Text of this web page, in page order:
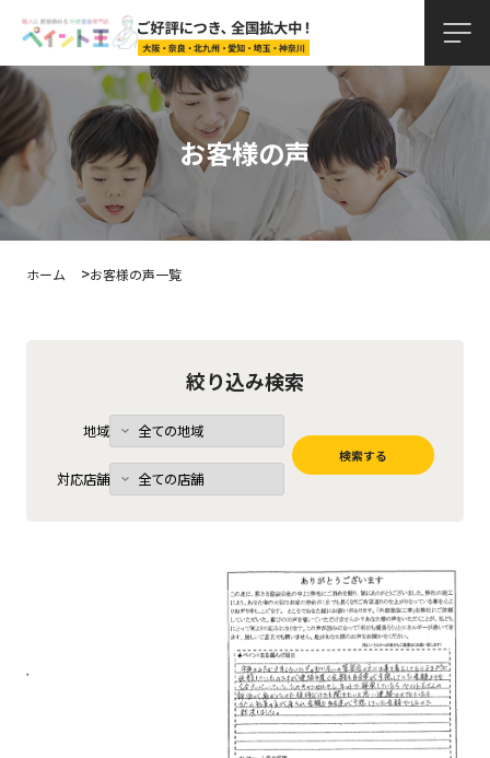
お客様の声
ホーム お客様の声一覧
絞り込み検索
地域
対応店舗